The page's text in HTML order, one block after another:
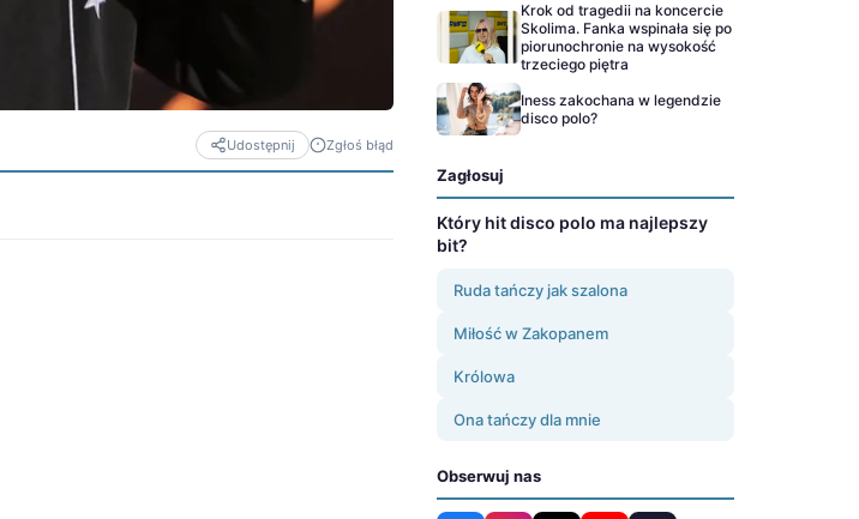
Udostępnij Zgłoś błąd
Krok od tragedii na koncercie
Skolima. Fanka wspinała się po
piorunochronie na wysokość
trzeciego piętra
Iness zakochana w legendzie
disco polo?
Zagłosuj
Który hit disco polo ma najlepszy
bit?
Ruda tańczy jak szalona
Miłość w Zakopanem
Królowa
Ona tańczy dla mnie
Obserwuj nas